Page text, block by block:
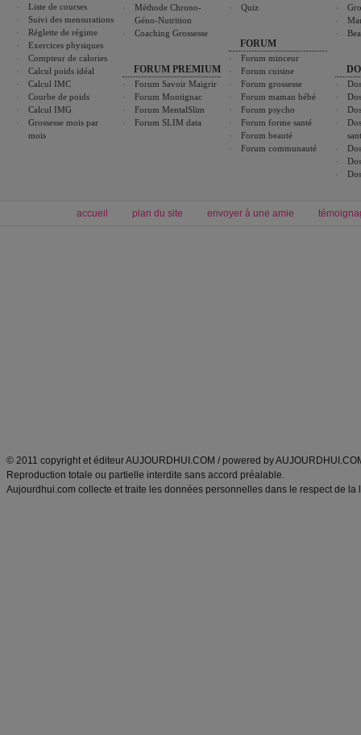
Liste de courses
Suivi des mensurations
Réglette de régime
Exercices physiques
Compteur de calories
Calcul poids idéal
Calcul IMC
Courbe de poids
Calcul IMG
Grossesse mois par
mois
Méthode Chrono-
Géno-Nutrition
Coaching Grossesse
FORUM PREMIUM
Forum Savoir Maigrir
Forum Montignac
Forum MentalSlim
Forum SLIM data
Quiz
FORUM
Forum minceur
Forum cuisine
Forum grossesse
Forum maman bébé
Forum psycho
Forum forme santé
Forum beauté
Forum communauté
accueil plan du site envoyer à une amie
© 2011 copyright et éditeur AUJOURDHUI.COM / powered by
Reproduction totale ou partielle interdite sans accord préalable.
Aujourdhui.com collecte et traite les données personnelles dans le respect de